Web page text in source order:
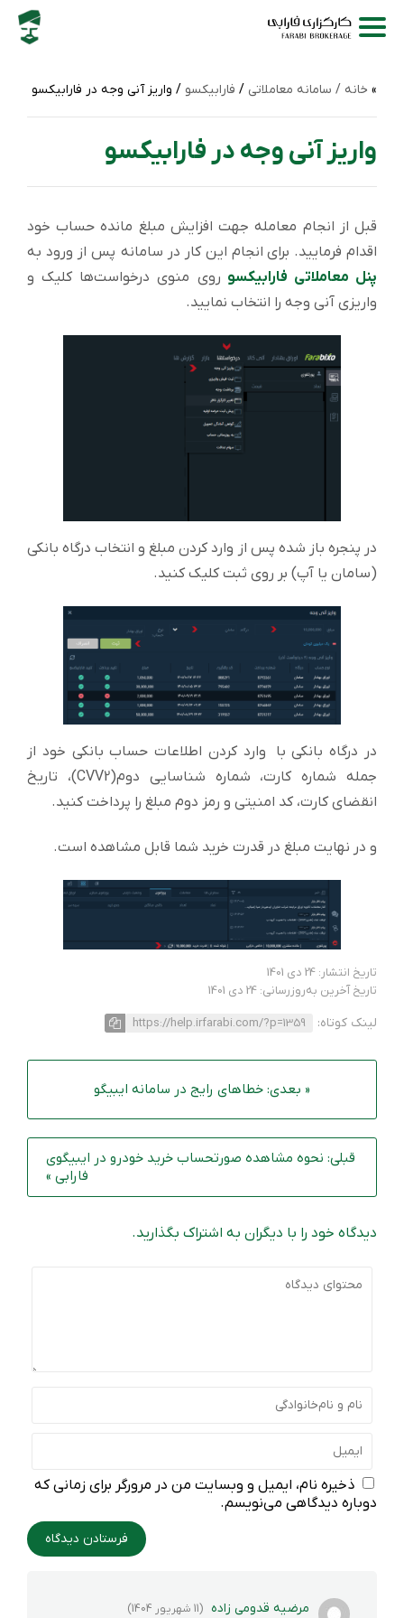
خانه / سامانه‌ معاملاتی / فارابیکسو / واریز آنی وجه در فارابیکسو
واریز آنی وجه در فارابیکسو
قبل از انجام معامله جهت افزایش مبلغ مانده حساب خود
اقدام فرمایید. برای انجام این کار در سامانه پس از ورود به
پنل معاملاتی فارابیکسو روی منوی درخواست‌ها کلیک و
واریزی آنی وجه را انتخاب نمایید.
در پنجره باز شده پس از وارد کردن مبلغ و انتخاب درگاه بانکی
(سامان یا آپ) بر روی ثبت کلیک کنید.
در درگاه بانکی با وارد کردن اطلاعات حساب بانکی خود از
جمله شماره کارت، شماره شناسایی دوم(CVV2)، تاریخ
انقضای کارت، کد امنیتی و رمز دوم مبلغ را پرداخت کنید.
و در نهایت مبلغ در قدرت خرید شما قابل مشاهده است.
تاریخ انتشار: 24 دی 1401
تاریخ آخرین به‌روزرسانی: 24 دی 1401
لینک کوتاه: https://help.irfarabi.com/?p=1359
« بعدی: خطاهای رایج در سامانه ایبیگو
قبلی: نحوه مشاهده صورتحساب خرید خودرو در ایبیگوی
فارابی »
دیدگاه خود را با دیگران به اشتراک بگذارید.
ذخیره نام، ایمیل و وبسایت من در مرورگر برای زمانی که
دوباره دیدگاهی می‌نویسم.
مرضیه قدومی زاده (11 شهریور 1404)